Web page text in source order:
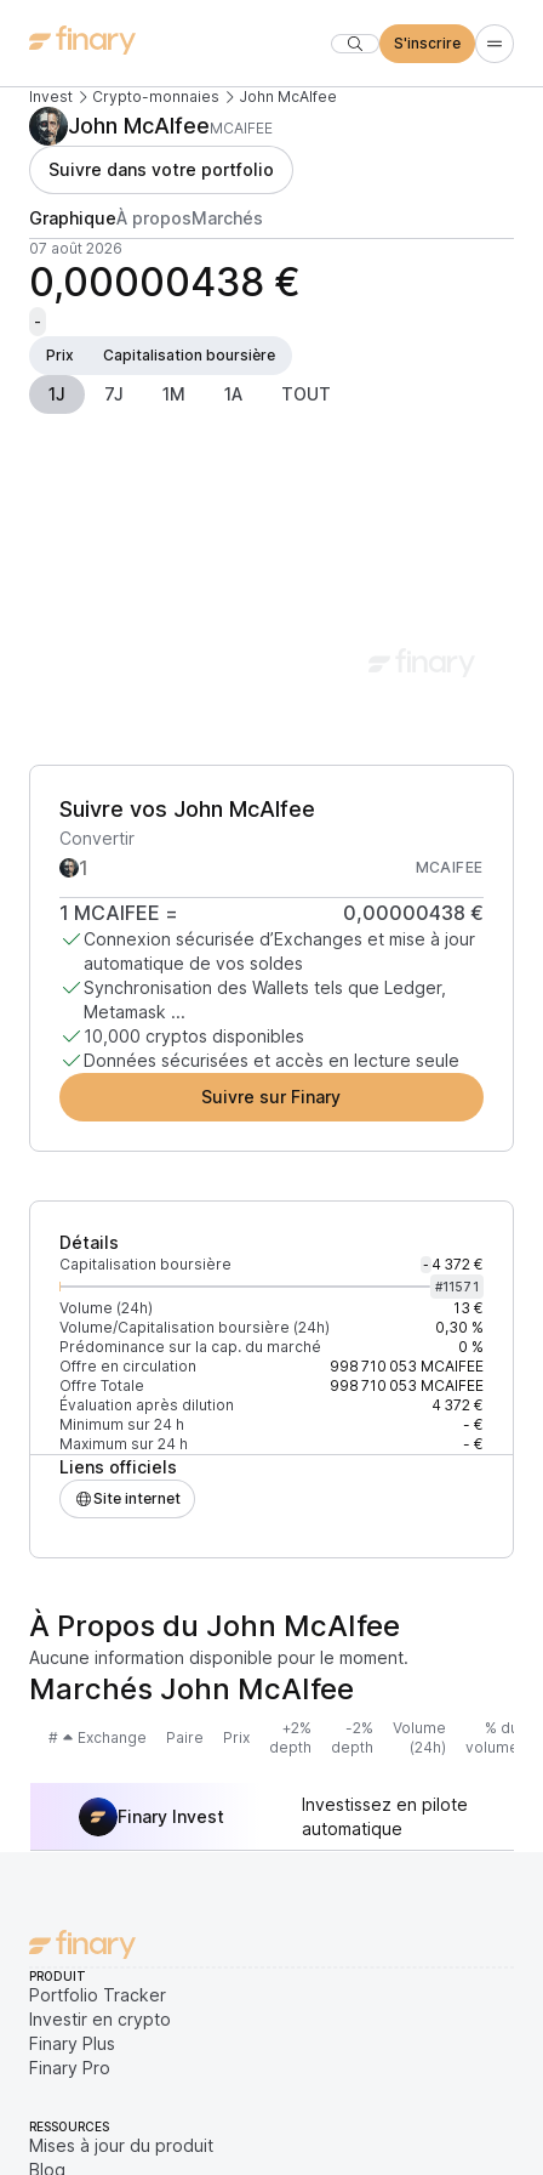
S'inscrire
Invest Crypto-monnaies John McAIfee
John McAIfeeMCAIFEE
Suivre dans votre portfolio
GraphiqueÀ proposMarchés
07 août 2026
0,00000438 €
-
Prix
Capitalisation boursière
1J 7J 1M 1A TOUT
Suivre vos John McAIfee
Convertir
MCAIFEE
1 MCAIFEE = 0,00000438 €
Connexion sécurisée d’Exchanges et mise à jour
automatique de vos soldes
Synchronisation des Wallets tels que Ledger,
Metamask ...
10,000 cryptos disponibles
Données sécurisées et accès en lecture seule
Suivre sur Finary
Détails
Capitalisation boursière - 4 372 €
#11571
Volume (24h)
13 €
Volume/Capitalisation boursière (24h)
0,30 %
Prédominance sur la cap. du marché
0 %
Offre en circulation
998 710 053 MCAIFEE
Offre Totale
998 710 053 MCAIFEE
Évaluation après dilution
4 372 €
Minimum sur 24 h
- €
Maximum sur 24 h
- €
Liens officiels
Site internet
À Propos du John McAIfee
Aucune information disponible pour le moment.
Marchés John McAIfee
# Exchange Paire Prix
+2%
depth
-2%
depth
Volume
(24h)
% du
volume
Finary Invest
Investissez en pilote
automatique
PRODUIT
Portfolio Tracker
Investir en crypto
Finary Plus
Finary Pro
RESSOURCES
Mises à jour du produit
Blog